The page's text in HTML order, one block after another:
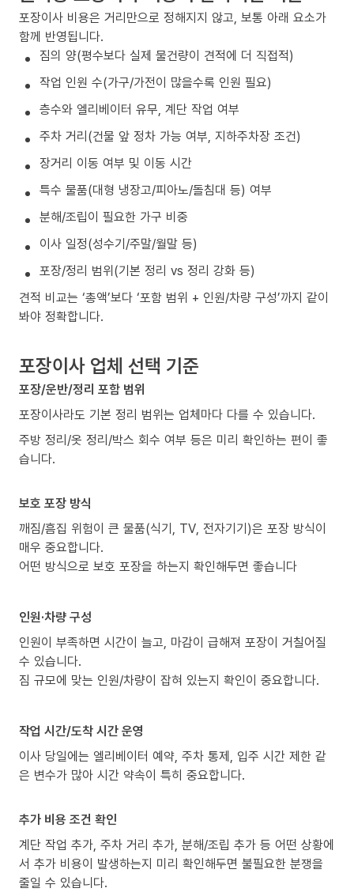
포장이사 비용은 거리만으로 정해지지 않고, 보통 아래 요소가
함께 반영됩니다.
짐의 양(평수보다 실제 물건량이 견적에 더 직접적)
작업 인원 수(가구/가전이 많을수록 인원 필요)
층수와 엘리베이터 유무, 계단 작업 여부
주차 거리(건물 앞 정차 가능 여부, 지하주차장 조건)
장거리 이동 여부 및 이동 시간
특수 물품(대형 냉장고/피아노/돌침대 등) 여부
분해/조립이 필요한 가구 비중
이사 일정(성수기/주말/월말 등)
포장/정리 범위(기본 정리 vs 정리 강화 등)
견적 비교는 ‘총액’보다 ‘포함 범위 + 인원/차량 구성’까지 같이
봐야 정확합니다.
포장이사 업체 선택 기준
포장/운반/정리 포함 범위
포장이사라도 기본 정리 범위는 업체마다 다를 수 있습니다.
주방 정리/옷 정리/박스 회수 여부 등은 미리 확인하는 편이 좋
습니다.
보호 포장 방식
깨짐/흠집 위험이 큰 물품(식기, TV, 전자기기)은 포장 방식이
매우 중요합니다.
어떤 방식으로 보호 포장을 하는지 확인해두면 좋습니다
인원·차량 구성
인원이 부족하면 시간이 늘고, 마감이 급해져 포장이 거칠어질
수 있습니다.
짐 규모에 맞는 인원/차량이 잡혀 있는지 확인이 중요합니다.
작업 시간/도착 시간 운영
이사 당일에는 엘리베이터 예약, 주차 통제, 입주 시간 제한 같
은 변수가 많아 시간 약속이 특히 중요합니다.
추가 비용 조건 확인
계단 작업 추가, 주차 거리 추가, 분해/조립 추가 등 어떤 상황에
서 추가 비용이 발생하는지 미리 확인해두면 불필요한 분쟁을
줄일 수 있습니다.